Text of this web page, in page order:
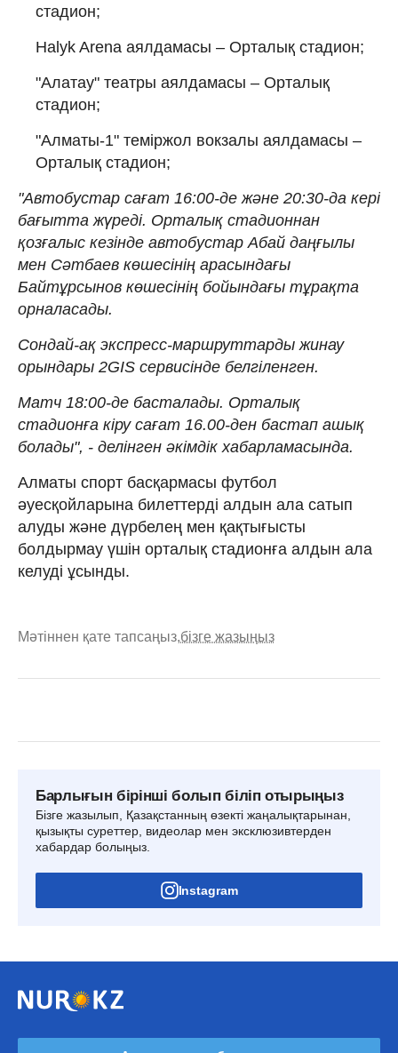
стадион;
Halyk Arena аялдамасы – Орталық стадион;
"Алатау" театры аялдамасы – Орталық
стадион;
"Алматы-1" теміржол вокзалы аялдамасы –
Орталық стадион;
"Автобустар сағат 16:00-де және 20:30-да кері
бағытта жүреді. Орталық стадионнан
қозғалыс кезінде автобустар Абай даңғылы
мен Сәтбаев көшесінің арасындағы
Байтұрсынов көшесінің бойындағы тұрақта
орналасады.
Сондай-ақ экспресс-маршруттарды жинау
орындары 2GIS сервисінде белгіленген.
Матч 18:00-де басталады. Орталық
стадионға кіру сағат 16.00-ден бастап ашық
болады", - делінген әкімдік хабарламасында.
Алматы спорт басқармасы футбол
әуесқойларына билеттерді алдын ала сатып
алуды және дүрбелең мен қақтығысты
болдырмау үшін орталық стадионға алдын ала
келуді ұсынды.
Мәтіннен қате тапсаңыз,бізге жазыңыз
Барлығын бірінші болып біліп отырыңыз
Бізге жазылып, Қазақстанның өзекті жаңалықтарынан,
қызықты суреттер, видеолар мен эксклюзивтерден
хабардар болыңыз.
Instagram